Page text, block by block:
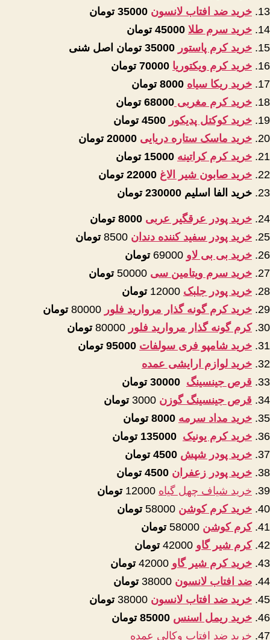
خرید ضد افتاب لانسون
خرید سرم طلا
خرید کرم پاستور
خرید کرم ویکتوریا
خرید ریکا سیاه
خرید کرم مغربی 68000 تومان
خرید کوکتل پدیکور
خرید ماسک ستاره دریایی
خرید کرم کراتینه
خرید صابون شیر الاغ
خرید الفا اسلیم
خرید پودر عرقگیر عربی
خرید پودر سفید کننده دندان
تومان
خرید بی بی لاو
تومان
خرید سرم ویتامین سی
تومان
خرید پودر جلبک
تومان
خرید کرم گونه گذار مروارید فلور
تومان
کرم گونه گذار مروارید فلور
تومان
خرید شامپو فری سولفات
خرید لوازم ارایشی عمده
قرص جینسینگ
قرص جینسینگ گوزن
تومان
خرید مداد سرمه
خرید کرم یونیک
خرید پودر شپش
خرید پودر زعفران
خرید شیاف چهل گیاه
تومان
خرید کرم کوشن
تومان
کرم کوشن
تومان
کرم شیر گاو
تومان
خرید کرم شیر گاو
تومان
ضد افتاب لانسون
تومان
خرید ضد افتاب لانسون
تومان
خرید ریمل اسنس
خرید ضد افتاب وکالی عمده